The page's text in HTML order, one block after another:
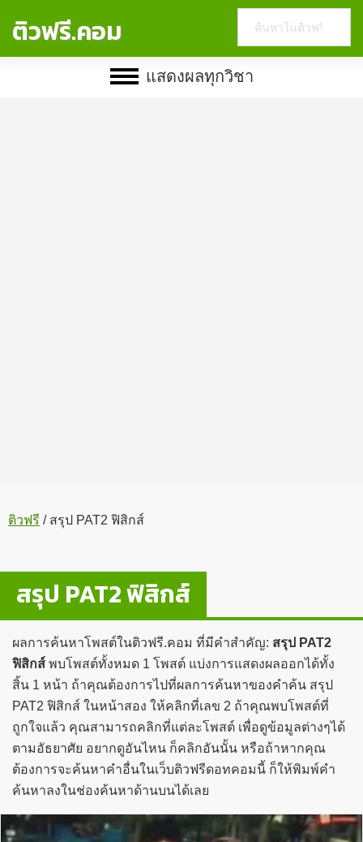
ติวฟรี.คอม
website
แสดงผลทุกวิชา
ติวฟรี /สรุป PAT2 ฟิสิกส์
สรุป PAT2 ฟิสิกส์
ผลการค้นหาโพสต์ในติวฟรี.คอม ที่มีคำสำคัญ: สรุป PAT2
ฟิสิกส์ พบโพสต์ทั้งหมด 1 โพสต์ แบ่งการแสดงผลออกได้ทั้ง
สิ้น 1 หน้า ถ้าคุณต้องการไปที่ผลการค้นหาของคำค้น สรุป
PAT2 ฟิสิกส์ ในหน้าสอง ให้คลิกที่เลข 2 ถ้าคุณพบโพสต์ที่
ถูกใจแล้ว คุณสามารถคลิกที่แต่ละโพสต์ เพื่อดูข้อมูลต่างๆได้
ตามอัธยาศัย อยากดูอันไหน ก็คลิกอันนั้น หรือถ้าหากคุณ
ต้องการจะค้นหาคำอื่นในเว็บติวฟรีดอทคอมนี้ ก็ให้พิมพ์คำ
ค้นหาลงในช่องค้นหาด้านบนได้เลย